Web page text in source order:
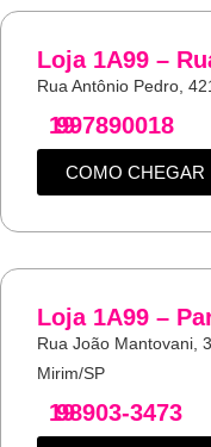
Loja 1A99 –
Rua Antônio Pedro,
19
997890018
COMO CHEGAR
Loja 1A99 –
Rua João Mantovani,
Mirim/SP
19
98903-3473